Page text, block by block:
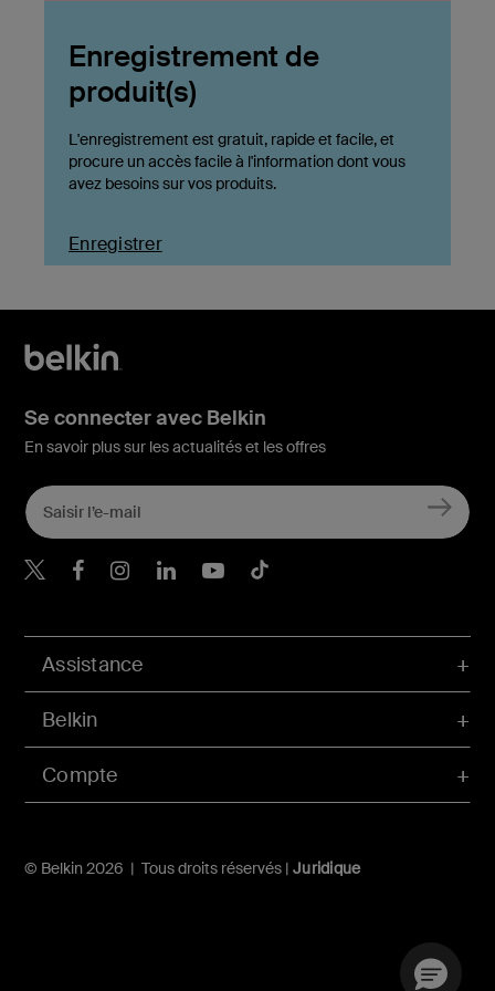
Enregistrement de
produit(s)
L'enregistrement est gratuit, rapide et facile, et
procure un accès facile à l'information dont vous
avez besoins sur vos produits.
Enregistrer
Compte
Assistance
Belkin
© Belkin 2026 | Tous droits réservés | Juridique
Se connecter avec Belkin
En savoir plus sur les actualités et les offres
Belkin Twitter
Belkin Facebook
Belkin Instagram
Belkin LinkedIn
Belkin Youtube
Belkin TikTok